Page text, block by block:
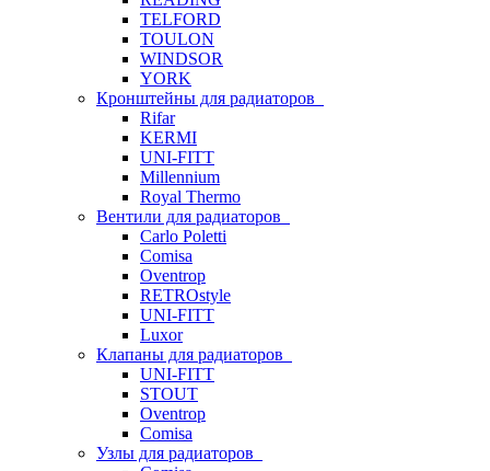
TELFORD
TOULON
WINDSOR
YORK
Кронштейны для радиаторов
Rifar
KERMI
UNI-FITT
Millennium
Royal Thermo
Вентили для радиаторов
Carlo Poletti
Comisa
Oventrop
RETROstyle
UNI-FITT
Luxor
Клапаны для радиаторов
UNI-FITT
STOUT
Oventrop
Comisa
Узлы для радиаторов